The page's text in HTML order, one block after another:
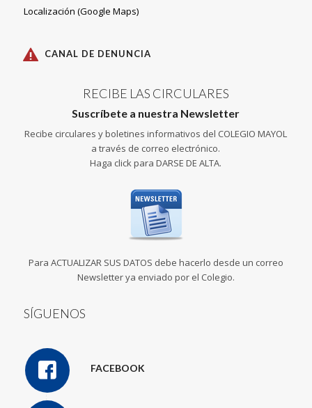
Localización (Google Maps)
CANAL DE DENUNCIA
RECIBE LAS CIRCULARES
Suscríbete a nuestra Newsletter
Recibe circulares y boletines informativos del COLEGIO MAYOL
a través de correo electrónico.
Haga click para DARSE DE ALTA.
Para ACTUALIZAR SUS DATOS debe hacerlo desde un correo
Newsletter ya enviado por el Colegio.
SÍGUENOS
FACEBOOK